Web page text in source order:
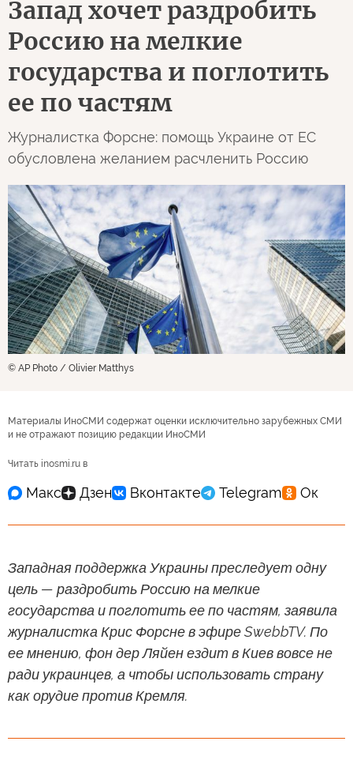
Запад хочет раздробить
Россию на мелкие
государства и поглотить
ее по частям
Журналистка Форсне: помощь Украине от ЕС
обусловлена желанием расчленить Россию
© AP Photo / Olivier Matthys
Материалы ИноСМИ содержат оценки исключительно зарубежных СМИ
и не отражают позицию редакции ИноСМИ
Читать inosmi.ru в
Западная поддержка Украины преследует одну
цель — раздробить Россию на мелкие
государства и поглотить ее по частям, заявила
журналистка Крис Форсне в эфире SwebbTV. По
ее мнению, фон дер Ляйен ездит в Киев вовсе не
ради украинцев, а чтобы использовать страну
как орудие против Кремля.